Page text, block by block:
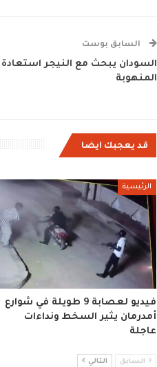
السابق بوست
السودان يبحث مع النيجر استعادة
المنهوبة
قد يعجبك ايضا
الرئيسية
فيديو لعصابة 9 طويلة في شوارع
أمدرمان يثير السخط ونداءات
عاجلة
السابق التالي